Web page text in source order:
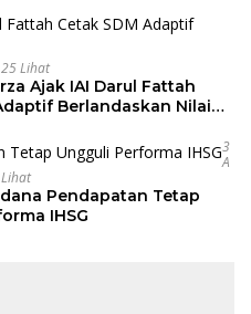
25 Lihat
Ajak IAI Darul Fattah
Berlandaskan Nilai
3
A
Pendapatan Tetap
IHSG